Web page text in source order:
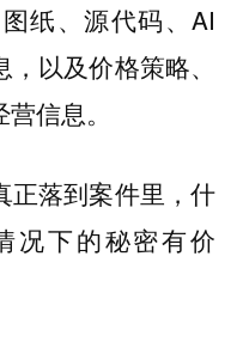
纸、源代码、AI
以及价格策略、
信息。
正落到案件里，什
况下的秘密有价